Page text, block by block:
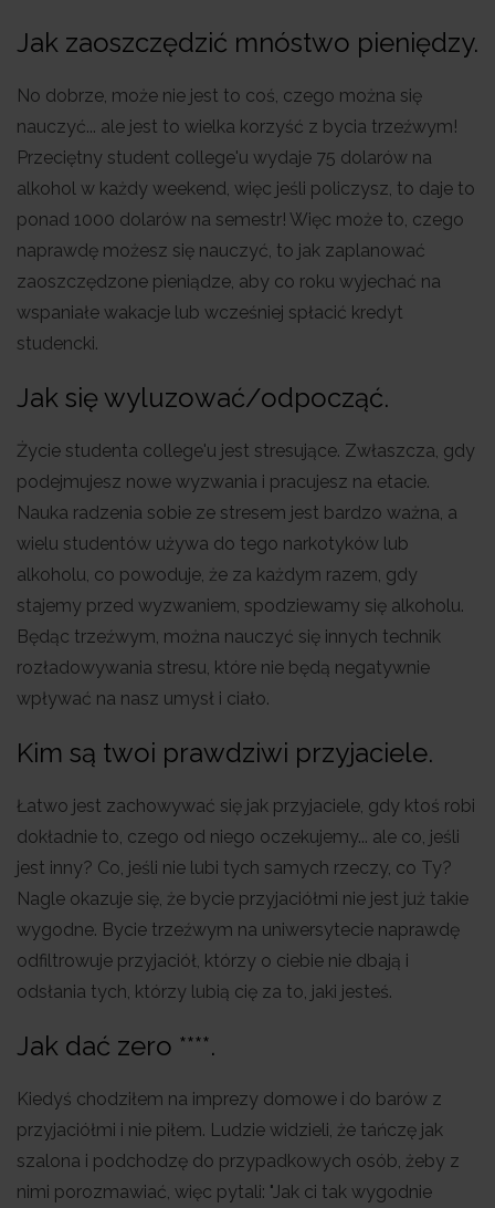
Jak zaoszczędzić mnóstwo pieniędzy.
No dobrze, może nie jest to coś, czego można się
nauczyć... ale jest to wielka korzyść z bycia trzeźwym!
Przeciętny student college'u wydaje 75 dolarów na
alkohol w każdy weekend, więc jeśli policzysz, to daje to
ponad 1000 dolarów na semestr! Więc może to, czego
naprawdę możesz się nauczyć, to jak zaplanować
zaoszczędzone pieniądze, aby co roku wyjechać na
wspaniałe wakacje lub wcześniej spłacić kredyt
studencki.
Jak się wyluzować/odpocząć.
Życie studenta college'u jest stresujące. Zwłaszcza, gdy
podejmujesz nowe wyzwania i pracujesz na etacie.
Nauka radzenia sobie ze stresem jest bardzo ważna, a
wielu studentów używa do tego narkotyków lub
alkoholu, co powoduje, że za każdym razem, gdy
stajemy przed wyzwaniem, spodziewamy się alkoholu.
Będąc trzeźwym, można nauczyć się innych technik
rozładowywania stresu, które nie będą negatywnie
wpływać na nasz umysł i ciało.
Kim są twoi prawdziwi przyjaciele.
Łatwo jest zachowywać się jak przyjaciele, gdy ktoś robi
dokładnie to, czego od niego oczekujemy... ale co, jeśli
jest inny? Co, jeśli nie lubi tych samych rzeczy, co Ty?
Nagle okazuje się, że bycie przyjaciółmi nie jest już takie
wygodne. Bycie trzeźwym na uniwersytecie naprawdę
odfiltrowuje przyjaciół, którzy o ciebie nie dbają i
odsłania tych, którzy lubią cię za to, jaki jesteś.
Jak dać zero ****.
Kiedyś chodziłem na imprezy domowe i do barów z
przyjaciółmi i nie piłem. Ludzie widzieli, że tańczę jak
szalona i podchodzę do przypadkowych osób, żeby z
nimi porozmawiać, więc pytali: "Jak ci tak wygodnie